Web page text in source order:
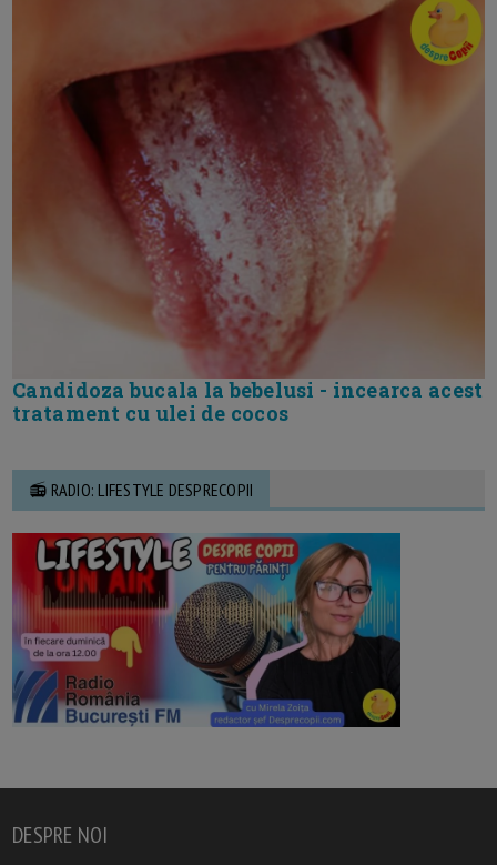
Candidoza bucala la bebelusi - incearca acest
tratament cu ulei de cocos
📻 RADIO: LIFESTYLE DESPRECOPII
DESPRE NOI